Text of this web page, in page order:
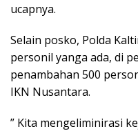
ucapnya.
Selain posko, Polda
personil yanga ada, di
penambahan 500
IKN Nusantara.
” Kita mengeliminirasi